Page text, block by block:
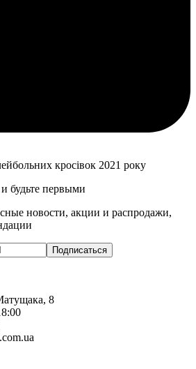
кросівок 2021 року
будьте первыми
новости, акции и распродажи,
Подписаться
8